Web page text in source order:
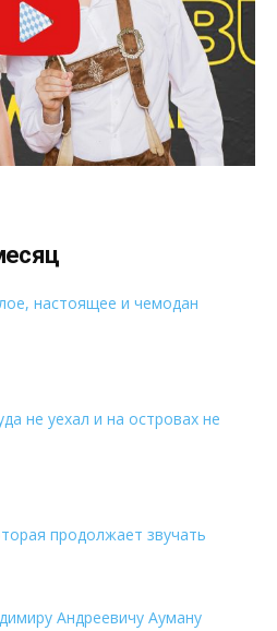
настоящее и чемодан
не уехал и на островах не
продолжает звучать
Андреевичу Ауману